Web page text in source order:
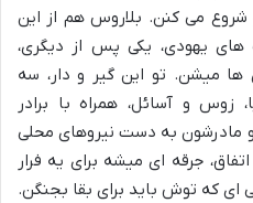
می کنن. بلاروس هم از این
های یهودی، یکی پس از دیگری،
ها میشن. تو این گیر و دار، سه
زوس و آسائل، همراه با برادر
مادرشون به دست نیروهای محلی
جرقه ای میشه برای یه فرار
ای که توش باید برای بقا بجنگن.